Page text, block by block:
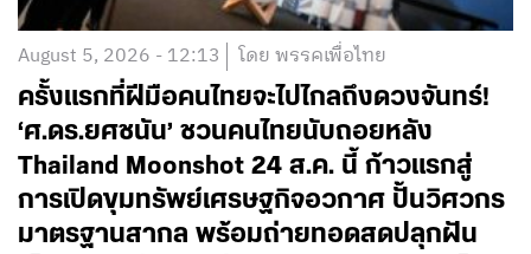
August 5, 2026 - 12:13 โดย พรรคเพื่อไทย
ครั้งแรกที่ฝีมือคนไทยจะไปไกลถึงดวงจันทร์!
‘ศ.ดร.ยศชนัน’ ชวนคนไทยนับถอยหลัง
Thailand Moonshot 24 ส.ค. นี้ ก้าวแรกสู่
การเปิดขุมทรัพย์เศรษฐกิจอวกาศ ปั้นวิศวกร
มาตรฐานสากล พร้อมถ่ายทอดสดปลุกฝัน